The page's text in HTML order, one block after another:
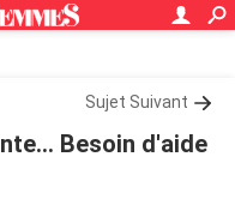
Sujet Suivant
Besoin d'aide